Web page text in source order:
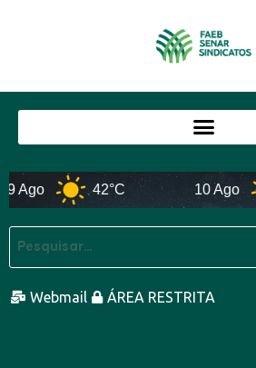
42°C 10 Ago
Webmail ÁREA RESTRITA